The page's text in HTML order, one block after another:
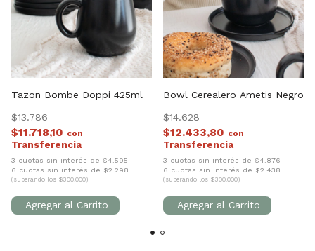
Tazon Bombe Doppi 425ml
$13.786
$11.718,10 con
3 cuotas sin interés de $4.595
6 cuotas sin interés de $2.298
(superando los $300.000)
Bowl Cerealero Ametis Negro
$14.628
$12.433,80 con
3 cuotas sin interés de $4.876
6 cuotas sin interés de $2.438
(superando los $300.000)